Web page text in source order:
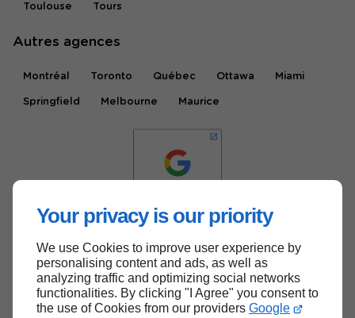
Your privacy is our priority
We use Cookies to improve user experience by
personalising content and ads, as well as
analyzing traffic and optimizing social networks
functionalities. By clicking "I Agree" you consent to
the use of Cookies from our providers Google
Toulouse Tours
Autres agences
Montréal Toronto Québec Ottawa Miami
Springfield Melbourne Maurice
Haut de page